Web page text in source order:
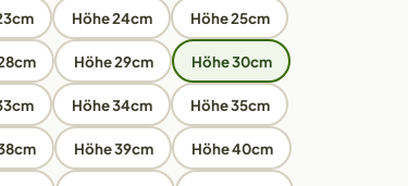
Höhe 24cm Höhe 25cm
Höhe 29cm Höhe 30cm
Höhe 34cm Höhe 35cm
Höhe 39cm Höhe 40cm